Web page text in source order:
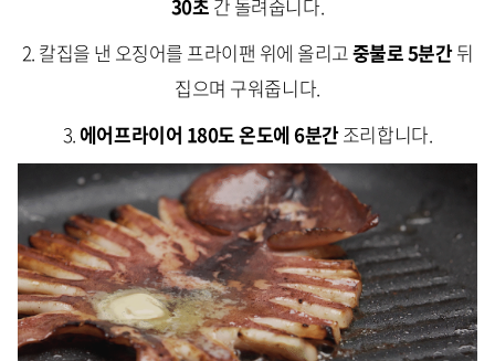
30초 간 돌려줍니다.
2. 칼집을 낸 오징어를 프라이팬 위에 올리고중불로 5분간뒤
집으며 구워줍니다.
3.에어프라이어 180도 온도에 6분간조리합니다.